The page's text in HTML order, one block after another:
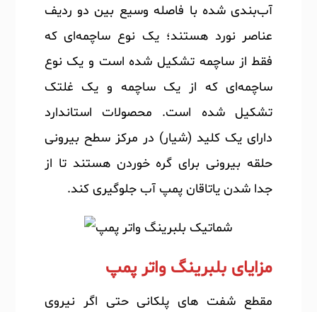
آب‌بندی شده با فاصله وسیع بین دو ردیف
عناصر نورد هستند؛ یک نوع ساچمه‌ای که
فقط از ساچمه تشکیل شده است و یک نوع
ساچمه‎‌ای که از یک ساچمه و یک غلتک
تشکیل شده است. محصولات استاندارد
دارای یک کلید (شیار) در مرکز سطح بیرونی
حلقه بیرونی برای گره خوردن هستند تا از
جدا شدن یاتاقان پمپ آب جلوگیری کند.
مزایای بلبرینگ واتر پمپ
مقطع شفت های پلکانی حتی اگر نیروی